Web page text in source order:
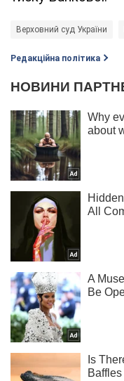
Верховний суд України
Редакційна політика